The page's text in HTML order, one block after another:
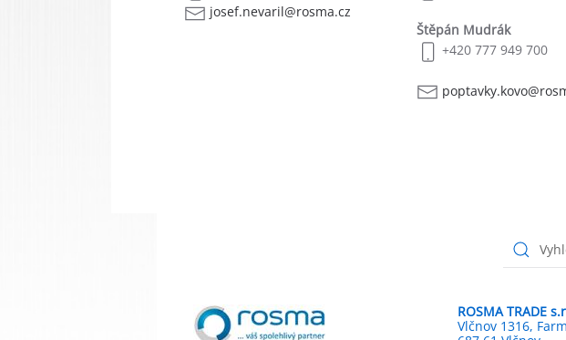
josef.nevaril@rosma.cz
Štěpán Mudrák
+420 777 949 700
ROSMA TRADE
Vlčnov 1316,